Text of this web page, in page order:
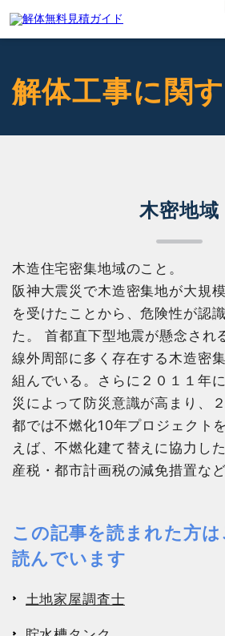
解体工事に関
木密地域
木造住宅密集地域のこと。
阪神大震災で木造密集地が大規
を受けたことから、危険性が認
た。 首都直下型地震が懸念され
線外周部に多く存在する木造密
組んでいる。さらに２０１１年
災によって防災意識が高まり、
都では不燃化10年プロジェクト
えば、不燃化建て替えに協力し
産税・都市計画税の減免措置など
この記事を読まれた方
読んでいます
土地家屋調査士